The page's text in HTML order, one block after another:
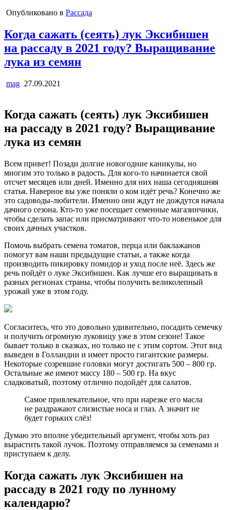
Опубликовано в Рассада
Когда сажать (сеять) лук Эксибишен
на рассаду в 2021 году? Выращивание
лука из семян
mag 27.09.2021
Когда сажать (сеять) лук Эксибишен
на рассаду в 2021 году? Выращивание
лука из семян
Всем привет! Позади долгие новогодние каникулы, но
многим это только в радость. Для кого-то начинается свой
отсчет месяцев или дней. Именно для них наша сегодняшняя
статья. Наверное вы уже поняли о ком идёт речь? Конечно же
это садоводы-любители. Именно они ждут не дождутся начала
дачного сезона. Кто-то уже посещает семенные магазинчики,
чтобы сделать запас или присматривают что-то новенькое для
своих дачных участков.
Помочь выбрать семена томатов, перца или баклажанов
помогут вам наши предыдущие статьи, а также когда
производить пикировку помидор и уход после неё. Здесь же
речь пойдёт о луке Эксибишен. Как лучше его выращивать в
разных регионах страны, чтобы получить великолепный
урожай уже в этом году.
Согласитесь, что это довольно удивительно, посадить семечку
и получить огромную луковицу уже в этом сезоне! Такое
бывает только в сказках, но только не с этим сортом. Этот вид
выведен в Голландии и имеет просто гигантские размеры.
Некоторые созревшие головки могут достигать 500 – 800 гр.
Остальные же имеют массу 180 – 500 гр. На вкус
сладковатый, поэтому отлично подойдёт для салатов.
Самое привлекательное, что при нарезке его масла
не раздражают слизистые носа и глаз. А значит не
будет горьких слёз!
Думаю это вполне убедительный аргумент, чтобы хоть раз
вырастить такой лучок. Поэтому отправляемся за семенами и
приступаем к делу.
Когда сажать лук Эксибишен на
рассаду в 2021 году по лунному
календарю?